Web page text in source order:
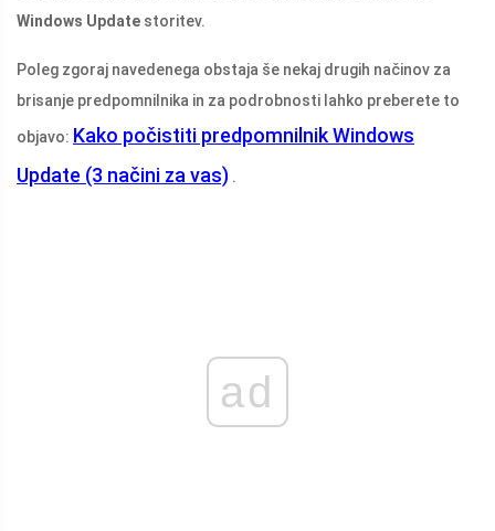
Windows Update storitev.
Poleg zgoraj navedenega obstaja še nekaj drugih načinov za
brisanje predpomnilnika in za podrobnosti lahko preberete to
objavo: Kako počistiti predpomnilnik Windows
Update (3 načini za vas) .
ad